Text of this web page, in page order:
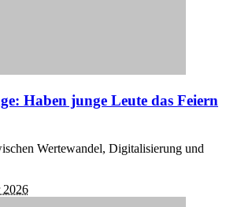
Haben junge Leute das Feiern
Wertewandel, Digitalisierung und
2026